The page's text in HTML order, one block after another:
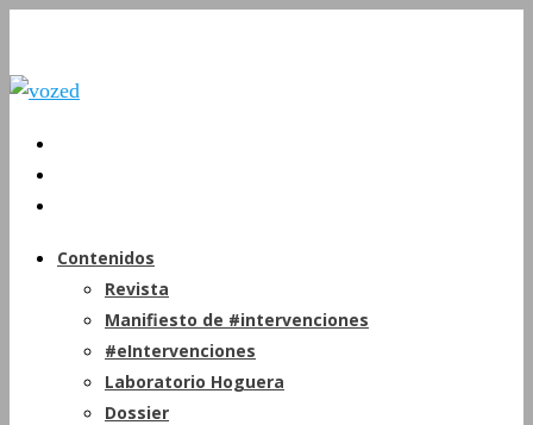
Contenidos
Revista
Manifiesto de #intervenciones
#eIntervenciones
Laboratorio Hoguera
Dossier